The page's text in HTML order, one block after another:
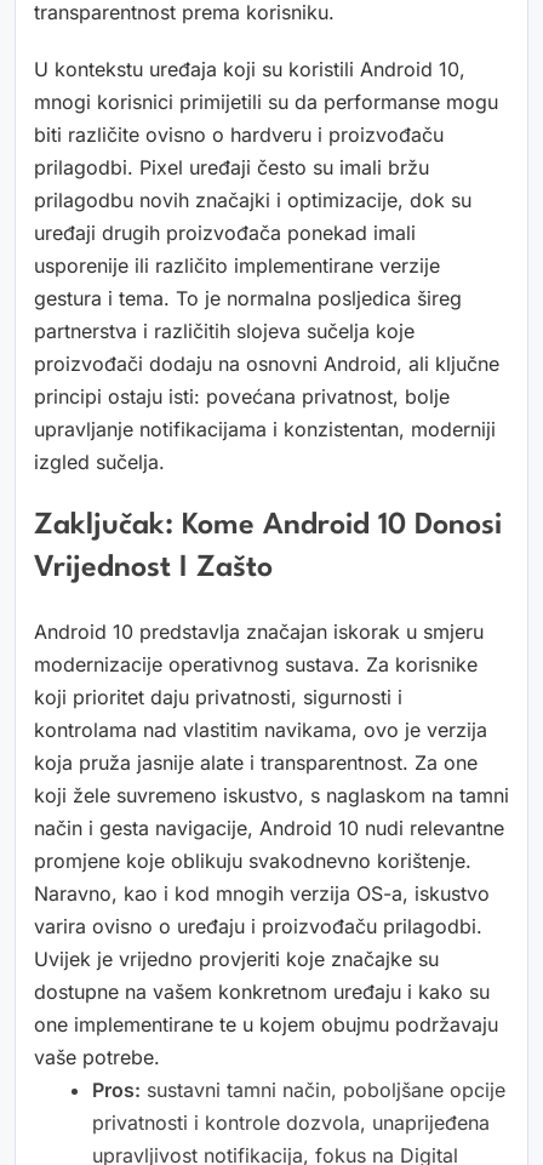
transparentnost prema korisniku.
U kontekstu uređaja koji su koristili Android 10,
mnogi korisnici primijetili su da performanse mogu
biti različite ovisno o hardveru i proizvođaču
prilagodbi. Pixel uređaji često su imali bržu
prilagodbu novih značajki i optimizacije, dok su
uređaji drugih proizvođača ponekad imali
usporenije ili različito implementirane verzije
gestura i tema. To je normalna posljedica šireg
partnerstva i različitih slojeva sučelja koje
proizvođači dodaju na osnovni Android, ali ključne
principi ostaju isti: povećana privatnost, bolje
upravljanje notifikacijama i konzistentan, moderniji
izgled sučelja.
Zaključak: Kome Android 10 Donosi
Vrijednost I Zašto
Android 10 predstavlja značajan iskorak u smjeru
modernizacije operativnog sustava. Za korisnike
koji prioritet daju privatnosti, sigurnosti i
kontrolama nad vlastitim navikama, ovo je verzija
koja pruža jasnije alate i transparentnost. Za one
koji žele suvremeno iskustvo, s naglaskom na tamni
način i gesta navigacije, Android 10 nudi relevantne
promjene koje oblikuju svakodnevno korištenje.
Naravno, kao i kod mnogih verzija OS-a, iskustvo
varira ovisno o uređaju i proizvođaču prilagodbi.
Uvijek je vrijedno provjeriti koje značajke su
dostupne na vašem konkretnom uređaju i kako su
one implementirane te u kojem obujmu podržavaju
vaše potrebe.
Pros: sustavni tamni način, poboljšane opcije
privatnosti i kontrole dozvola, unaprijeđena
upravljivost notifikacija, fokus na Digital